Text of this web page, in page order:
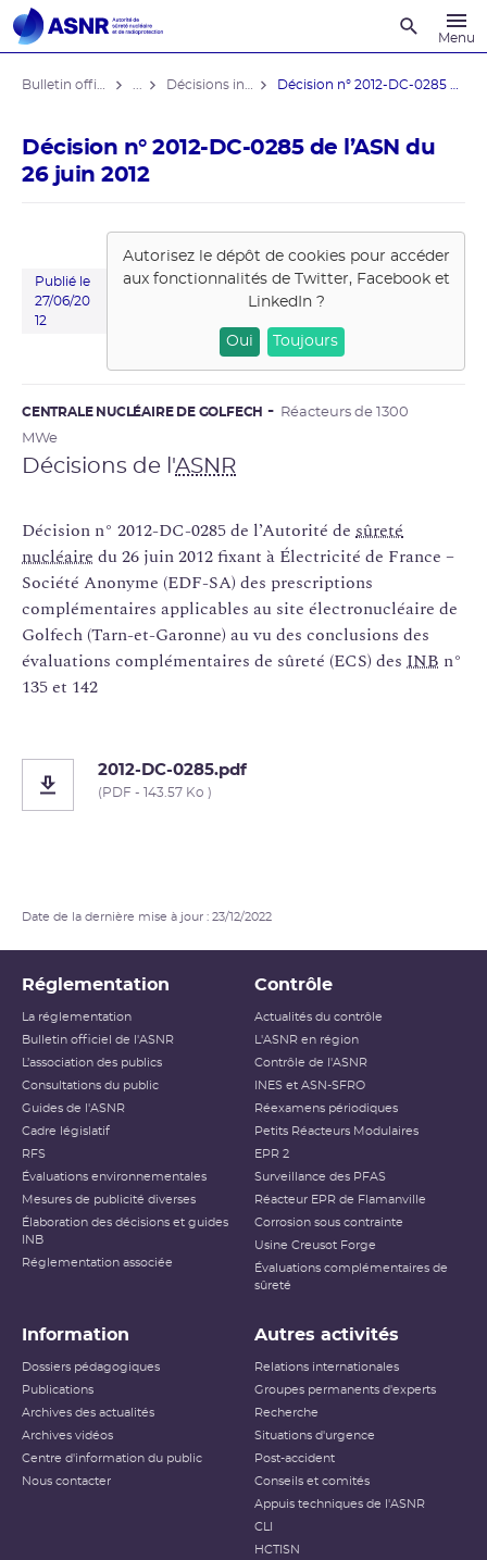
Menu
Décision n° 2012-DC-0285 de l’ASN du
26 juin 2012
Publié le
27/06/20
12
Autorisez le dépôt de cookies pour accéder
aux fonctionnalités de Twitter, Facebook et
LinkedIn?
Oui Toujours
CENTRALE NUCLÉAIRE DE GOLFECH
Réacteurs de 1300
MWe
Décisions de l'ASNR
Décision n° 2012-DC-0285 de l’Autorité de sûreté
nucléaire du 26 juin 2012 fixant à Électricité de France –
Société Anonyme (EDF-SA) des prescriptions
complémentaires applicables au site électronucléaire de
Golfech (Tarn-et-Garonne) au vu des conclusions des
évaluations complémentaires de sûreté (ECS) des INB n°
135 et 142
2012-DC-0285.pdf
(PDF - 143.57 Ko )
Date de la dernière mise à jour : 23/12/2022
Réglementation
La réglementation
Bulletin officiel de l'ASNR
L’association des publics
Consultations du public
Guides de l'ASNR
Cadre législatif
RFS
Évaluations environnementales
Mesures de publicité diverses
Élaboration des décisions et guides
INB
Réglementation associée
Contrôle
Actualités du contrôle
L'ASNR en région
Contrôle de l'ASNR
INES et ASN-SFRO
Réexamens périodiques
Petits Réacteurs Modulaires
EPR 2
Surveillance des PFAS
Réacteur EPR de Flamanville
Corrosion sous contrainte
Usine Creusot Forge
Évaluations complémentaires de
sûreté
Information
Dossiers pédagogiques
Publications
Archives des actualités
Archives vidéos
Centre d'information du public
Nous contacter
Autres activités
Relations internationales
Groupes permanents d'experts
Recherche
Situations d'urgence
Post-accident
Conseils et comités
Appuis techniques de l'ASNR
CLI
HCTISN